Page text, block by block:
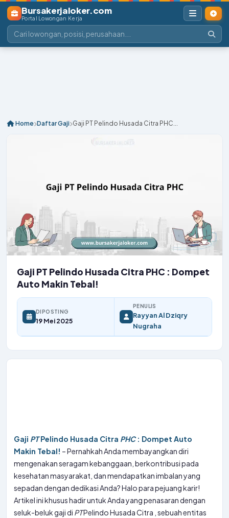
Bursakerjaloker.com
Portal Lowongan Kerja
Home Daftar Gaji Gaji PT Pelindo Husada Citra PHC...
Gaji PT Pelindo Husada Citra PHC : Dompet
Auto Makin Tebal!
DIPOSTING
19 Mei 2025
PENULIS
Rayyan Al Dziqry
Nugraha
Gaji PTPelindo Husada Citra PHC: Dompet Auto
Makin Tebal! – Pernahkah Anda membayangkan diri
mengenakan seragam kebanggaan, berkontribusi pada
kesehatan masyarakat, dan mendapatkan imbalan yang
sepadan dengan dedikasi Anda? Halo para pejuang karir!
Artikel ini khusus hadir untuk Anda yang penasaran dengan
seluk-beluk gaji di PTPelindo Husada Citra , sebuah entitas